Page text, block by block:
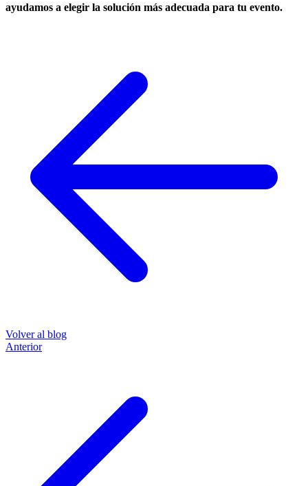
ayudamos a elegir la solución más adecuada para tu evento.
Volver al blog
Anterior